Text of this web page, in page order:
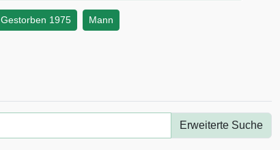
Gestorben 1975 Mann
Erweiterte Suche